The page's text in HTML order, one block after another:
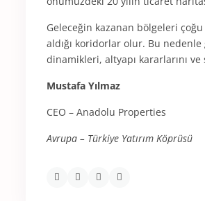
Geleceğin kazanan bölgeleri
aldığı koridorlar olur. Bu
dinamikleri, altyapı kararlarını
Mustafa Yılmaz
CEO – Anadolu Properties
Avrupa – Türkiye Yatırım Köprüsü